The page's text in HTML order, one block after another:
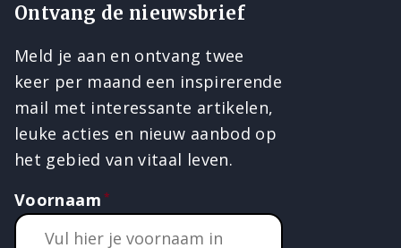
Ontvang de nieuwsbrief
Meld je aan en ontvang twee
keer per maand een inspirerende
mail met interessante artikelen,
leuke acties en nieuw aanbod op
het gebied van vitaal leven.
Voornaam